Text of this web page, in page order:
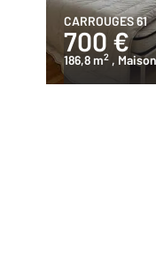
CARROUGES 61
700 €
186,8 m2 , Maison